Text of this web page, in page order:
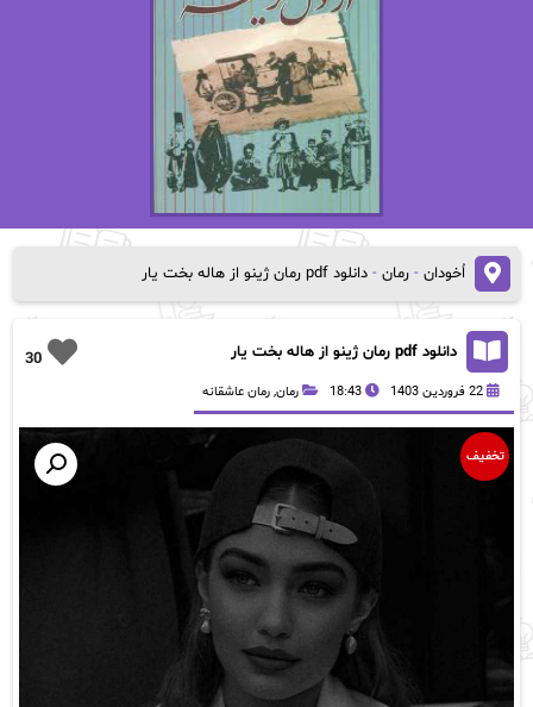
اُخودان- رمان- دانلود pdf رمان ژینو از هاله بخت یار
30 دانلود pdf رمان ژینو از هاله بخت یار
22 فروردین 1403 18:43 رمان, رمان عاشقانه
تخفیف